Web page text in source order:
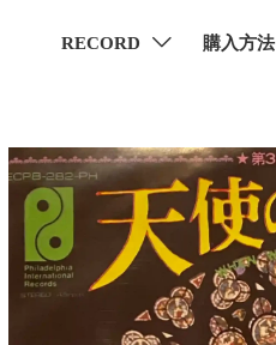
RECORD 購入方法